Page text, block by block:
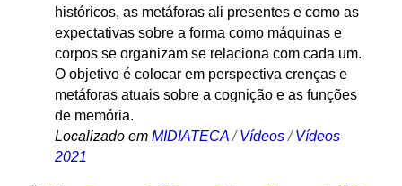
históricos, as metáforas ali presentes e como as
expectativas sobre a forma como máquinas e
corpos se organizam se relaciona com cada um.
O objetivo é colocar em perspectiva crenças e
metáforas atuais sobre a cognição e as funções
de memória.
Localizado em MIDIATECA /Vídeos /Vídeos
2021